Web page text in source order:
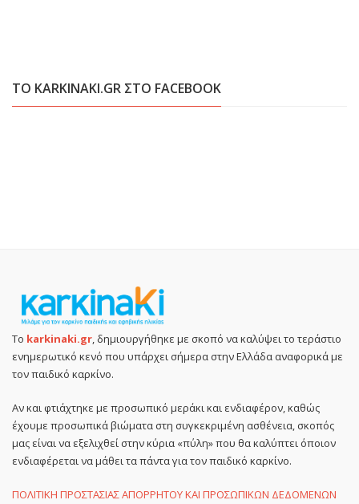
ΤΟ KARKINAKI.GR ΣΤΟ FACEBOOK
Το karkinaki.gr, δημιουργήθηκε με σκοπό να καλύψει το τεράστιο
ενημερωτικό κενό που υπάρχει σήμερα στην Ελλάδα αναφορικά με
τον παιδικό καρκίνο.
Αν και φτιάχτηκε με προσωπικό μεράκι και ενδιαφέρον, καθώς
έχουμε προσωπικά βιώματα στη συγκεκριμένη ασθένεια, σκοπός
μας είναι να εξελιχθεί στην κύρια «πύλη» που θα καλύπτει όποιον
ενδιαφέρεται να μάθει τα πάντα για τον παιδικό καρκίνο.
ΠΟΛΙΤΙΚΗ ΠΡΟΣΤΑΣΙΑΣ ΑΠΟΡΡΗΤΟΥ ΚΑΙ ΠΡΟΣΩΠΙΚΩΝ ΔΕΔΟΜΕΝΩΝ